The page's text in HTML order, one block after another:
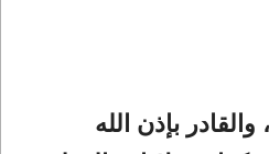
بإذن الله